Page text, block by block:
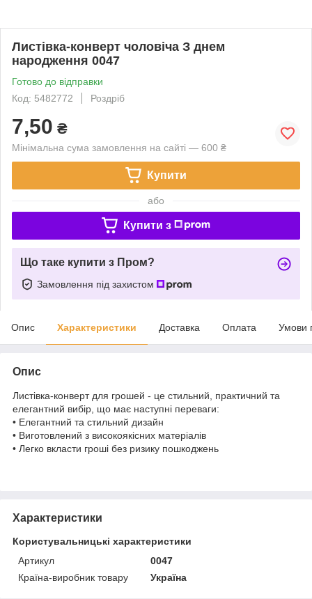
Листівка-конверт чоловіча З днем
народження 0047
Готово до відправки
Код: 5482772
Роздріб
7,50 ₴
Мінімальна сума замовлення на сайті — 600 ₴
Купити
або
Купити з
Що таке купити з Пром?
Замовлення під захистом
Опис Характеристики Доставка Оплата Умови
Опис
Листівка-конверт для грошей - це стильний, практичний та
елегантний вибір, що має наступні переваги:
• Елегантний та стильний дизайн
• Виготовлений з високоякісних матеріалів
• Легко вкласти гроші без ризику пошкоджень
Характеристики
Користувальницькі характеристики
Артикул
0047
Країна-виробник товару
Україна